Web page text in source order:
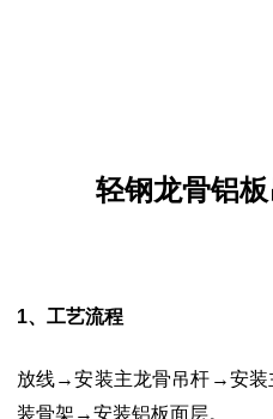
轻钢龙骨铝
1、工艺流程
放线→安装主龙骨吊杆→安
装骨架→安装铝板面层。